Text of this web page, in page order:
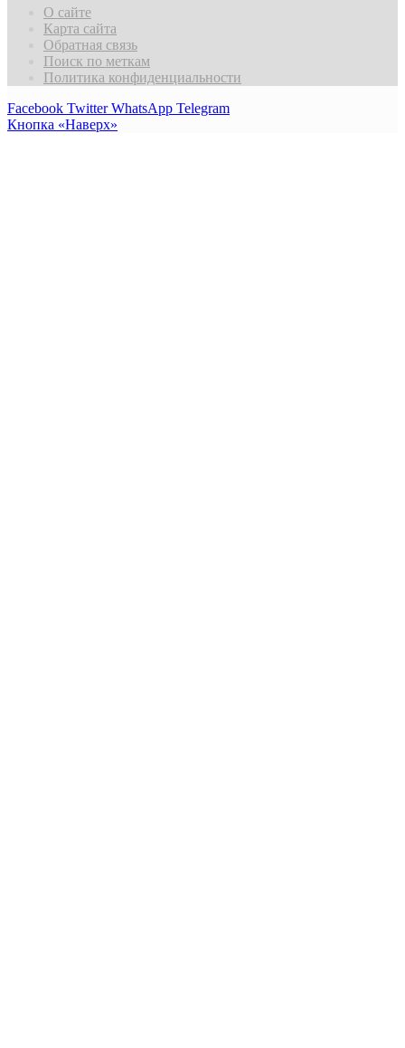
О сайте
Карта сайта
Обратная связь
Поиск по меткам
Политика конфиденциальности
Facebook Twitter WhatsApp Telegram
Кнопка «Наверх»